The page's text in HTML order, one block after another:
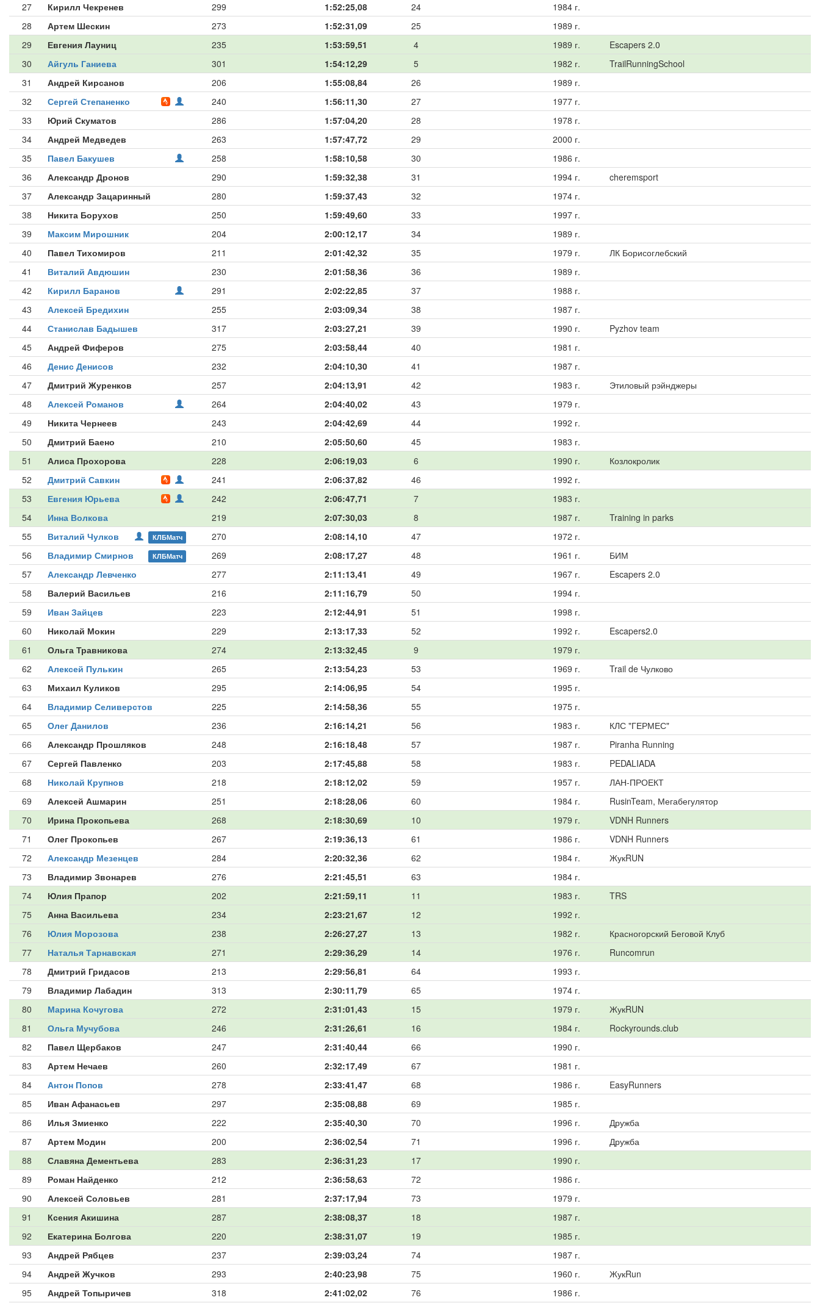
27
Кирилл Чекренев 299 1:52:25,08 24
1984 г.
28
Артем Шескин 273 1:52:31,09 25
1989 г.
29
Евгения Лауниц 235 1:53:59,51 4 1989 г.
Escapers 2.0
30
Айгуль Ганиева 301 1:54:12,29 5 1982 г.
TrailRunningSchool
31
Андрей Кирсанов 206 1:55:08,84 26
1989 г.
32
Сергей Степаненко 240 1:56:11,30 27
1977 г.
33
Юрий Скуматов 286 1:57:04,20 28
1978 г.
34
Андрей Медведев 263 1:57:47,72 29
2000 г.
35
Павел Бакушев 258 1:58:10,58 30
1986 г.
36
Александр Дронов 290 1:59:32,38 31 1994 г.
cheremsport
37
Александр Зацаринный 280 1:59:37,43 32
1974 г.
38
Никита Борухов 250 1:59:49,60 33
1997 г.
39
Максим Мирошник 204 2:00:12,17 34
1989 г.
40
Павел Тихомиров 211 2:01:42,32 35 1979 г.
ЛК Борисоглебский
41
Виталий Авдюшин 230 2:01:58,36 36
1989 г.
42
Кирилл Баранов 291 2:02:22,85 37
1988 г.
43
Алексей Бредихин 255 2:03:09,34 38
1987 г.
44
Станислав Бадышев 317 2:03:27,21 39 1990 г.
Pyzhov team
45
Андрей Фиферов 275 2:03:58,44 40
1981 г.
46
Денис Денисов 232 2:04:10,30 41
1987 г.
47
Дмитрий Журенков 257 2:04:13,91 42 1983 г.
Этиловый рэйнджеры
48
Алексей Романов 264 2:04:40,02 43
1979 г.
49
Никита Чернеев 243 2:04:42,69 44
1992 г.
50
Дмитрий Баено 210 2:05:50,60 45
1983 г.
51
Алиса Прохорова 228 2:06:19,03 6 1990 г.
Козлокролик
52
Дмитрий Савкин 241 2:06:37,82 46
1992 г.
53
Евгения Юрьева 242 2:06:47,71 7
1983 г.
54
Инна Волкова 219 2:07:30,03 8 1987 г.
Training in parks
55
КЛБМатч
Виталий Чулков 270 2:08:14,10 47
1972 г.
56
КЛБМатч
Владимир Смирнов 269 2:08:17,27 48 1961 г.
БИМ
57
Александр Левченко 277 2:11:13,41 49 1967 г.
Escapers 2.0
58
Валерий Васильев 216 2:11:16,79 50
1994 г.
59
Иван Зайцев 223 2:12:44,91 51
1998 г.
60
Николай Мокин 229 2:13:17,33 52 1992 г.
Escapers2.0
61
Ольга Травникова 274 2:13:32,45 9
1979 г.
62
Алексей Пулькин 265 2:13:54,23 53 1969 г.
Trail de Чулково
63
Михаил Куликов 295 2:14:06,95 54
1995 г.
64
Владимир Селиверстов 225 2:14:58,36 55
1975 г.
65
Олег Данилов 236 2:16:14,21 56 1983 г.
КЛС "ГЕРМЕС"
66
Александр Прошляков 248 2:16:18,48 57 1987 г.
Piranha Running
67
Сергей Павленко 203 2:17:45,88 58 1983 г.
PEDALIADA
68
Николай Крупнов 218 2:18:12,02 59 1957 г.
ЛАН-ПРОЕКТ
69
Алексей Ашмарин 251 2:18:28,06 60 1984 г.
RusinTeam, Мегабегулятор
70
Ирина Прокопьева 268 2:18:30,69 10 1979 г.
VDNH Runners
71
Олег Прокопьев 267 2:19:36,13 61 1986 г.
VDNH Runners
72
Александр Мезенцев 284 2:20:32,36 62 1984 г.
ЖукRUN
73
Владимир Звонарев 276 2:21:45,51 63
1984 г.
74
Юлия Прапор 202 2:21:59,11 11 1983 г.
TRS
75
Анна Васильева 234 2:23:21,67 12
1992 г.
76
Юлия Морозова 238 2:26:27,27 13 1982 г.
Красногорский Беговой Клуб
77
Наталья Тарнавская 271 2:29:36,29 14 1976 г.
Runcomrun
78
Дмитрий Гридасов 213 2:29:56,81 64
1993 г.
79
Владимир Лабадин 313 2:30:11,79 65
1974 г.
80
Марина Кочугова 272 2:31:01,43 15 1979 г.
ЖукRUN
81
Ольга Мучубова 246 2:31:26,61 16 1984 г.
Rockyrounds.club
82
Павел Щербаков 247 2:31:40,44 66
1990 г.
83
Артем Нечаев 260 2:32:17,49 67
1981 г.
84
Антон Попов 278 2:33:41,47 68 1986 г.
EasyRunners
85
Иван Афанасьев 297 2:35:08,88 69
1985 г.
86
Илья Змиенко 222 2:35:40,30 70 1996 г.
Дружба
87
Артем Модин 200 2:36:02,54 71 1996 г.
Дружба
88
Славяна Дементьева 283 2:36:31,23 17
1990 г.
89
Роман Найденко 212 2:36:58,63 72
1986 г.
90
Алексей Соловьев 281 2:37:17,94 73
1979 г.
91
Ксения Акишина 287 2:38:08,37 18
1987 г.
92
Екатерина Болгова 220 2:38:31,07 19
1985 г.
93
Андрей Рябцев 237 2:39:03,24 74
1987 г.
94
Андрей Жучков 293 2:40:23,98 75 1960 г.
ЖукRun
95
Андрей Топыричев 318 2:41:02,02 76 1986 г.